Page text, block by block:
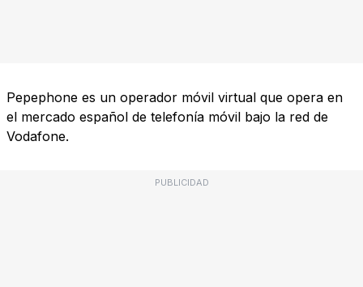
Pepephone es un operador móvil virtual que opera en
el mercado español de telefonía móvil bajo la red de
Vodafone.
PUBLICIDAD